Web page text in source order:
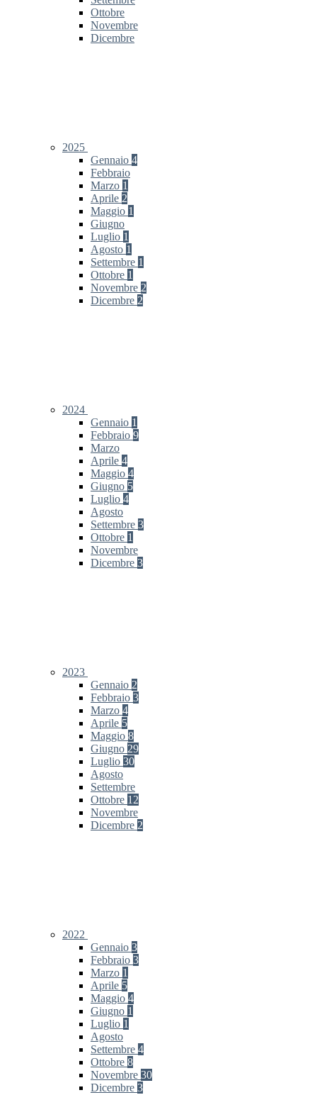
Ottobre
Novembre
Dicembre
2025
Gennaio 4
Febbraio
Marzo 1
Aprile 2
Maggio 1
Giugno
Luglio 1
Agosto 1
Settembre 1
Ottobre 1
Novembre 2
Dicembre 2
2024
Gennaio 1
Febbraio 9
Marzo
Aprile 4
Maggio 4
Giugno 5
Luglio 4
Agosto
Settembre 3
Ottobre 1
Novembre
Dicembre 3
2023
Gennaio 2
Febbraio 3
Marzo 4
Aprile 5
Maggio 8
Giugno 29
Luglio 30
Agosto
Settembre
Ottobre 12
Novembre
Dicembre 2
2022
Gennaio 3
Febbraio 3
Marzo 1
Aprile 5
Maggio 4
Giugno 1
Luglio 1
Agosto
Settembre 4
Ottobre 8
Novembre 30
Dicembre 3